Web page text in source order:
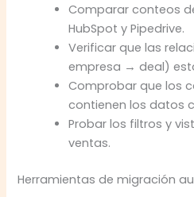
Comparar conteos
HubSpot y Pipedrive.
Verificar que las
empresa → deal)
Comprobar que los
contienen los datos
Probar los filtros y
ventas.
Herramientas de migración